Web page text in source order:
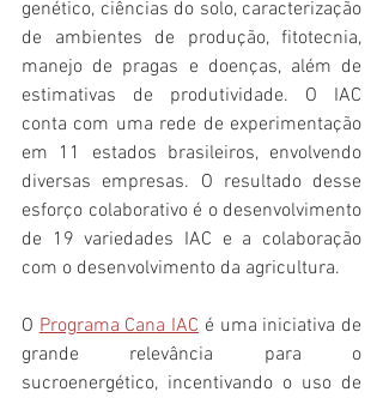
genético, ciências do solo, caracterização
de ambientes de produção, fitotecnia,
manejo de pragas e doenças, além de
estimativas de produtividade. O IAC
conta com uma rede de experimentação
em 11 estados brasileiros, envolvendo
diversas empresas. O resultado desse
esforço colaborativo é o desenvolvimento
de 19 variedades IAC e a colaboração
com o desenvolvimento da agricultura.
O Programa Cana IAC é uma iniciativa de
grande relevância para o
sucroenergético, incentivando o uso de